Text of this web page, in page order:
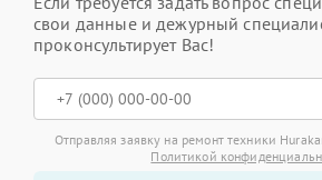
свои данные и дежурный
проконсультирует Вас!
Отправляя заявку на ремонт техники
Политикой